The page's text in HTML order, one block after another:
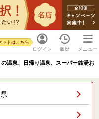
ログイン
ットはこちら
履歴 メニュー
温泉、日帰り温泉、スーパー銭湯お